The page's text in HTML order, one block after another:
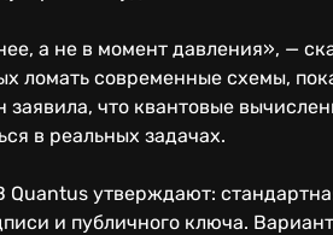
а не в момент давления», —
ломать современные схемы,
что квантовые
в реальных задачах.
утверждают:
и публичного ключа.